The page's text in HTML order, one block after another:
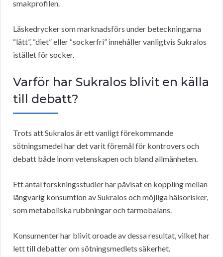
smakprofilen.
Läskedrycker som marknadsförs under beteckningarna
“lätt”, “diet” eller “sockerfri” innehåller vanligtvis Sukralos
istället för socker.
Varför har Sukralos blivit en källa
till debatt?
Trots att Sukralos är ett vanligt förekommande
sötningsmedel har det varit föremål för kontrovers och
debatt både inom vetenskapen och bland allmänheten.
Ett antal forskningsstudier har påvisat en koppling mellan
långvarig konsumtion av Sukralos och möjliga hälsorisker,
som metaboliska rubbningar och tarmobalans.
Konsumenter har blivit oroade av dessa resultat, vilket har
lett till debatter om sötningsmedlets säkerhet.